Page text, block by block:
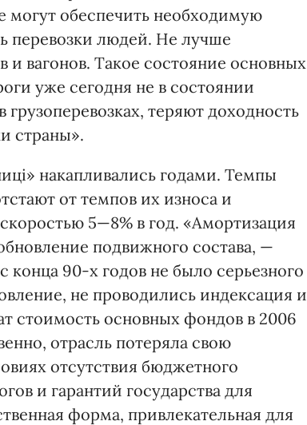
могут обеспечить необходимую
перевозки людей. Не лучше
вагонов. Такое состояние основных
уже сегодня не в состоянии
теряют доходность
страны».
накапливались годами. Темпы
от темпов их износа и
5—8% в год. «Амортизация
подвижного состава, —
конца 90-х годов не было серьезного
не проводились индексация и
стоимость основных фондов в 2006
отрасль потеряла свою
отсутствия бюджетного
и гарантий государства для
форма, привлекательная для